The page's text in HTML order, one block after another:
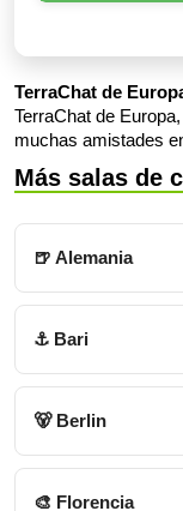
TerraChat de
TerraChat de
muchas amistades
Más salas de
🍺 Alemania
⚓ Bari
🐻 Berlin
🎨 Florencia